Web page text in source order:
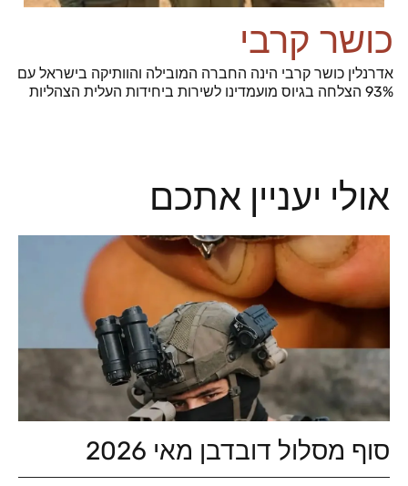
כושר קרבי
אדרנלין כושר קרבי הינה החברה המובילה והוותיקה בישראל עם
93% הצלחה בגיוס מועמדינו לשירות ביחידות העלית הצהליות
אולי יעניין אתכם
סוף מסלול דובדבן מאי 2026